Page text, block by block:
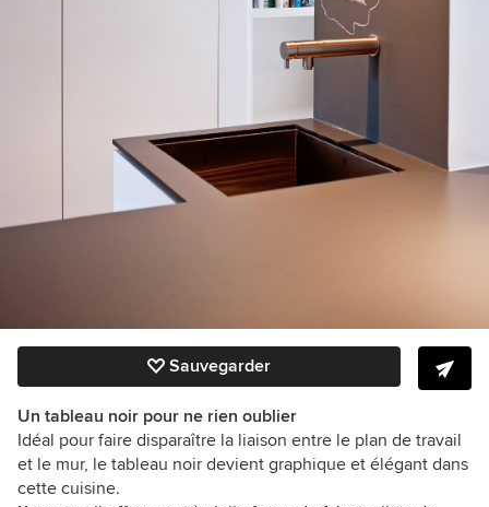
Sauvegarder
Un tableau noir pour ne rien oublier
Idéal pour faire disparaître la liaison entre le plan de travail
et le mur, le tableau noir devient graphique et élégant dans
cette cuisine.